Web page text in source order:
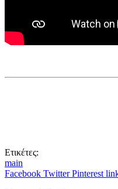
Ετικέτες:
main
Facebook Twitter Pinterest